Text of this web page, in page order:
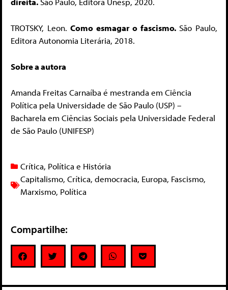
TROTSKY, Leon.Como esmagar o fascismo.São Paulo,
Editora Autonomia Literária, 2018.
Sobre a autora
Amanda Freitas Carnaíba é mestranda em Ciência
Política pela Universidade de São Paulo (USP) –
Bacharela em Ciências Sociais pela Universidade Federal
de São Paulo (UNIFESP)
Crítica, Política e História
Capitalismo, Crítica, democracia, Europa, Fascismo,
Marxismo, Política
Compartilhe: